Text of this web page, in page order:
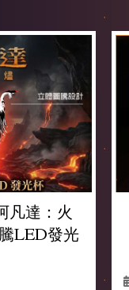
凡達：火
LED發光